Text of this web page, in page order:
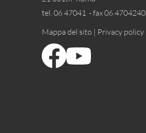
tel. 06 47041 - fax 06 4704240
Mappa del sito | Privacy policy